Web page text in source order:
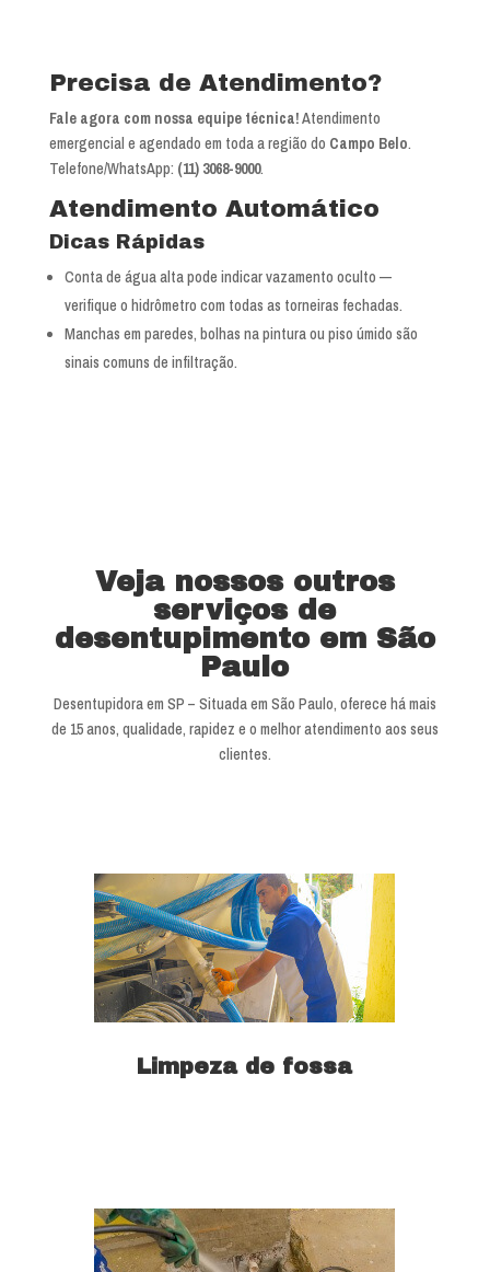
Precisa de Atendimento?
Fale agora com nossa equipe técnica!Atendimento
emergencial e agendado em toda a região do Campo Belo.
Telefone/WhatsApp: (11) 3068-9000.
Atendimento Automático
Dicas Rápidas
Conta de água alta pode indicar vazamento oculto —
verifique o hidrômetro com todas as torneiras fechadas.
Manchas em paredes, bolhas na pintura ou piso úmido são
sinais comuns de infiltração.
Veja nossos outros
serviços de
desentupimento em São
Paulo
Desentupidora em SP – Situada em São Paulo, oferece há mais
de 15 anos, qualidade, rapidez e o melhor atendimento aos seus
clientes.
Limpeza de fossa